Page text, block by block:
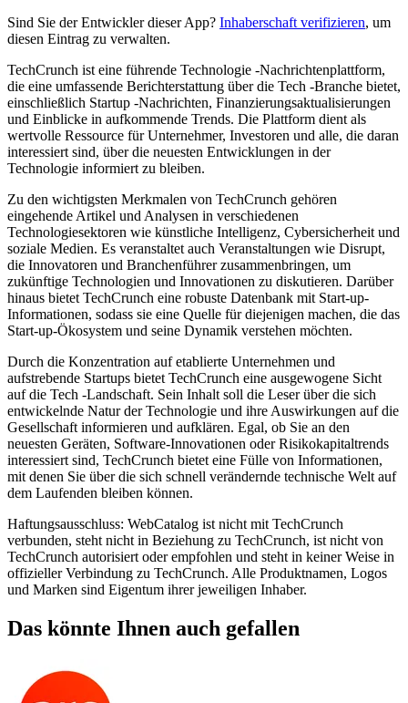
Sind Sie der Entwickler dieser App? Inhaberschaft verifizieren, um
diesen Eintrag zu verwalten.
TechCrunch ist eine führende Technologie -Nachrichtenplattform,
die eine umfassende Berichterstattung über die Tech -Branche bietet,
einschließlich Startup -Nachrichten, Finanzierungsaktualisierungen
und Einblicke in aufkommende Trends. Die Plattform dient als
wertvolle Ressource für Unternehmer, Investoren und alle, die daran
interessiert sind, über die neuesten Entwicklungen in der
Technologie informiert zu bleiben.
Zu den wichtigsten Merkmalen von TechCrunch gehören
eingehende Artikel und Analysen in verschiedenen
Technologiesektoren wie künstliche Intelligenz, Cybersicherheit und
soziale Medien. Es veranstaltet auch Veranstaltungen wie Disrupt,
die Innovatoren und Branchenführer zusammenbringen, um
zukünftige Technologien und Innovationen zu diskutieren. Darüber
hinaus bietet TechCrunch eine robuste Datenbank mit Start-up-
Informationen, sodass sie eine Quelle für diejenigen machen, die das
Start-up-Ökosystem und seine Dynamik verstehen möchten.
Durch die Konzentration auf etablierte Unternehmen und
aufstrebende Startups bietet TechCrunch eine ausgewogene Sicht
auf die Tech -Landschaft. Sein Inhalt soll die Leser über die sich
entwickelnde Natur der Technologie und ihre Auswirkungen auf die
Gesellschaft informieren und aufklären. Egal, ob Sie an den
neuesten Geräten, Software-Innovationen oder Risikokapitaltrends
interessiert sind, TechCrunch bietet eine Fülle von Informationen,
mit denen Sie über die sich schnell verändernde technische Welt auf
dem Laufenden bleiben können.
Haftungsausschluss: WebCatalog ist nicht mit TechCrunch
verbunden, steht nicht in Beziehung zu TechCrunch, ist nicht von
TechCrunch autorisiert oder empfohlen und steht in keiner Weise in
offizieller Verbindung zu TechCrunch. Alle Produktnamen, Logos
und Marken sind Eigentum ihrer jeweiligen Inhaber.
Das könnte Ihnen auch gefallen